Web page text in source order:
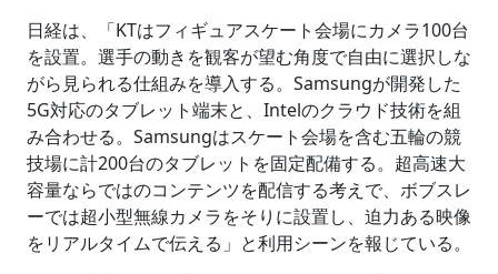
日経は、「KTはフィギュアスケート会場にカメラ100台
を設置。選手の動きを観客が望む角度で自由に選択しな
がら見られる仕組みを導入する。Samsungが開発した
5G対応のタブレット端末と、Intelのクラウド技術を組
み合わせる。Samsungはスケート会場を含む五輪の競
技場に計200台のタブレットを固定配備する。超高速大
容量ならではのコンテンツを配信する考えで、ボブスレ
ーでは超小型無線カメラをそりに設置し、迫力ある映像
をリアルタイムで伝える」と利用シーンを報じている。